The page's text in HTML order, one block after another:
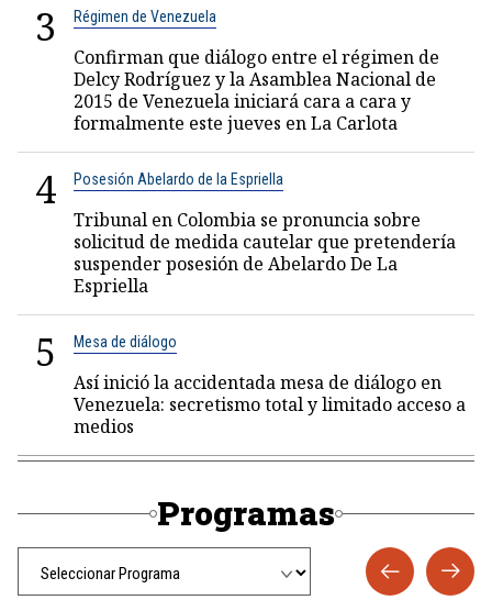
3 Régimen de Venezuela
Confirman que diálogo entre el régimen de
Delcy Rodríguez y la Asamblea Nacional de
2015 de Venezuela iniciará cara a cara y
formalmente este jueves en La Carlota
4 Posesión Abelardo de la Espriella
Tribunal en Colombia se pronuncia sobre
solicitud de medida cautelar que pretendería
suspender posesión de Abelardo De La
Espriella
5 Mesa de diálogo
Así inició la accidentada mesa de diálogo en
Venezuela: secretismo total y limitado acceso a
medios
Programas